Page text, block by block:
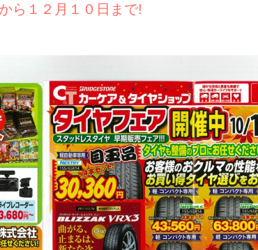
ら１２月１０日まで!